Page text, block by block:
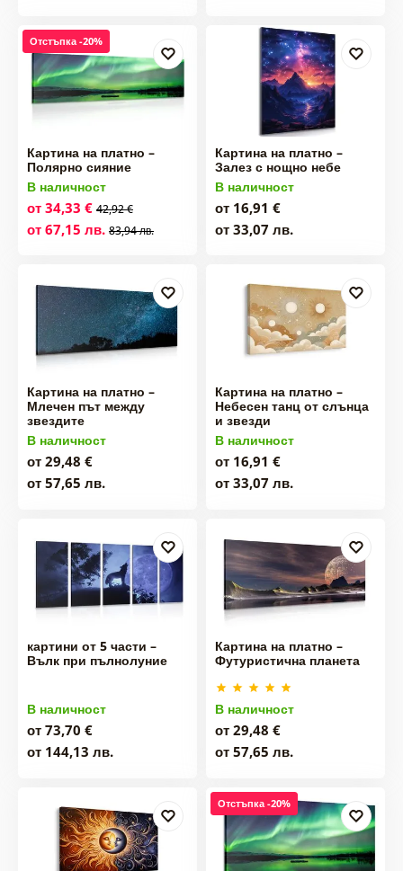
Отстъпка -20%
Картина на платно –
Полярно сияние
В наличност
от 34,33 € 42,92 €
от 67,15 лв. 83,94 лв.
Картина на платно –
Залез с нощно небе
В наличност
от 16,91 €
от 33,07 лв.
Картина на платно –
Млечен път между
звездите
В наличност
от 29,48 €
от 57,65 лв.
Картина на платно –
Небесен танц от слънца
и звезди
В наличност
от 16,91 €
от 33,07 лв.
картини от 5 части –
Вълк при пълнолуние
В наличност
от 73,70 €
от 144,13 лв.
Картина на платно –
Футуристична планета
В наличност
от 29,48 €
от 57,65 лв.
Отстъпка -20%